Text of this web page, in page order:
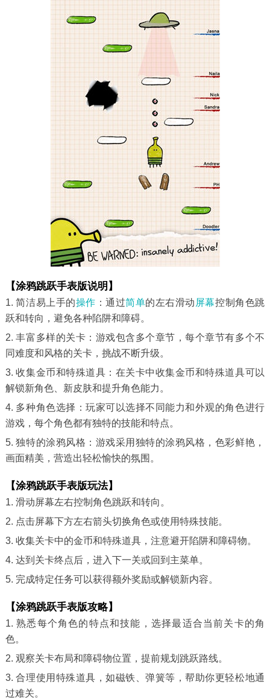
【涂鸦跳跃手表版说明】
1. 简洁易上手的操作 ：通过简单的左右滑动 屏幕控制角色跳
跃和转向，避免各种陷阱和障碍。
2. 丰富多样的关卡：游戏包含多个章节，每个章节有多个不
同难度和风格的关卡，挑战不断升级。
3. 收集金币和特殊道具：在关卡中收集金币和特殊道具可以
解锁新角色、新皮肤和提升角色能力。
4. 多种角色选择：玩家可以选择不同能力和外观的角色进行
游戏，每个角色都有独特的技能和特点。
5. 独特的涂鸦风格：游戏采用独特的涂鸦风格，色彩鲜艳，
画面精美，营造出轻松愉快的氛围。
【涂鸦跳跃手表版玩法】
1. 滑动屏幕左右控制角色跳跃和转向。
2. 点击屏幕下方左右箭头切换角色或使用特殊技能。
3. 收集关卡中的金币和特殊道具，注意避开陷阱和障碍物。
4. 达到关卡终点后，进入下一关或回到主菜单。
5. 完成特定任务可以获得额外奖励或解锁新内容。
【涂鸦跳跃手表版攻略】
1. 熟悉每个角色的特点和技能，选择最适合当前关卡的角
色。
2. 观察关卡布局和障碍物位置，提前规划跳跃路线。
3. 合理使用特殊道具，如磁铁、弹簧等，帮助你更轻松地通
过难关。